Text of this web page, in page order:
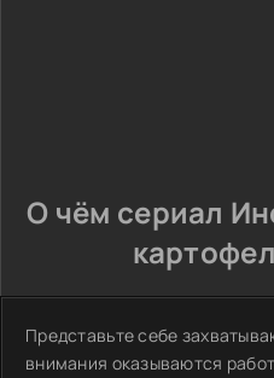
О чём сериал
Представьте себе
внимания оказываются